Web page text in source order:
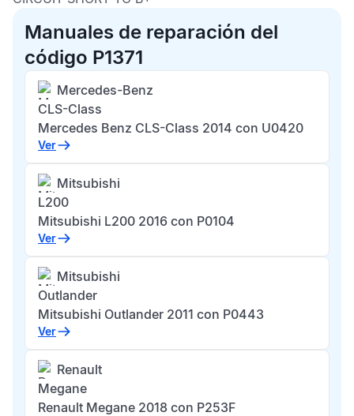
Manuales de reparación del
código P1371
Mercedes-Benz
CLS-Class
Mercedes Benz CLS-Class 2014 con U0420
Ver
Mitsubishi
L200
Mitsubishi L200 2016 con P0104
Ver
Mitsubishi
Outlander
Mitsubishi Outlander 2011 con P0443
Ver
Renault
Megane
Renault Megane 2018 con P253F